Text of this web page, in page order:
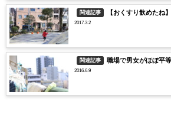
関連記事 【おくすり飲めたね
2017.3.2
関連記事 職場で男女がほぼ平
2016.6.9